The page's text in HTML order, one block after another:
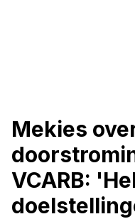
Mekies
VCARB: